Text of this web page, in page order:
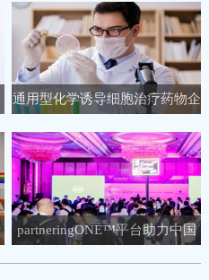
通用型化学诱导细胞治疗药物企
业睿健医药完成B+轮融资
partneringONE™平台助力中国